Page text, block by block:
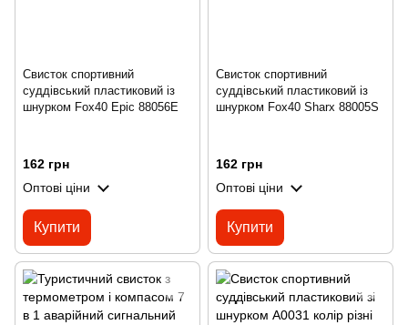
Свисток спортивний
суддівський пластиковий із
шнурком Fox40 Epic 88056E
162 грн
Оптові ціни
Купити
Свисток спортивний
суддівський пластиковий із
шнурком Fox40 Sharx 88005S
162 грн
Оптові ціни
Купити